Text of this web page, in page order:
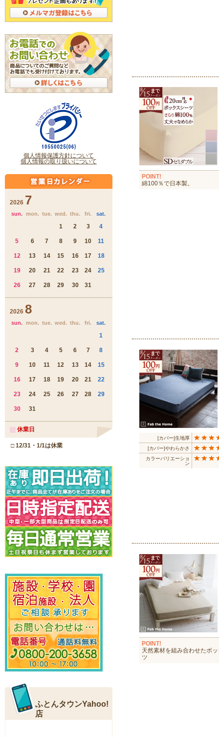
POINT!
綿100％で日本製。
[カバー]生地厚
[カバー]やわらかさ
カラーバリエーショ
ン
POINT!
天然素材を組み合わせたボ
ツ